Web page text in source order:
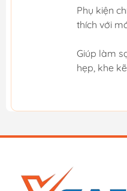
Phụ kiện
thích với
Giúp làm
hẹp, khe kẽ